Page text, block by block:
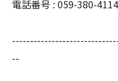
電話番号 : 059-380-4114
--